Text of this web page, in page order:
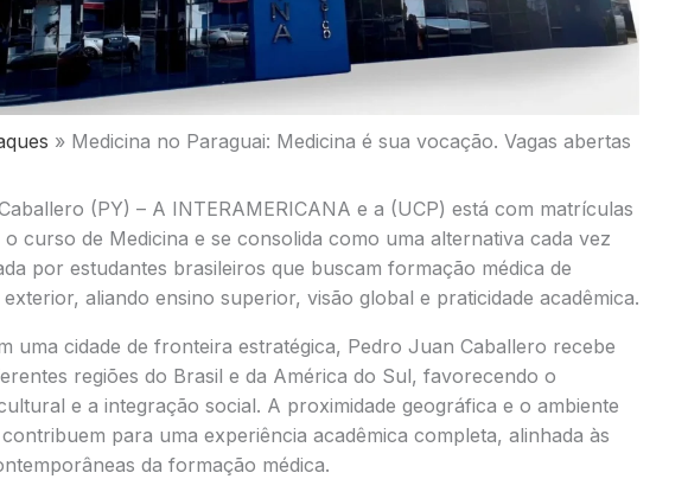
Medicina no Paraguai: Medicina é sua vocação. Vagas abertas
(PY) – A INTERAMERICANA e a (UCP) está com matrículas
curso de Medicina e se consolida como uma alternativa cada vez
por estudantes brasileiros que buscam formação médica de
aliando ensino superior, visão global e praticidade acadêmica.
uma cidade de fronteira estratégica, Pedro Juan Caballero recebe
regiões do Brasil e da América do Sul, favorecendo o
e a integração social. A proximidade geográfica e o ambiente
para uma experiência acadêmica completa, alinhada às
da formação médica.